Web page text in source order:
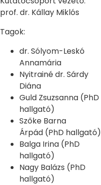
prof. dr. Kállay Miklós
Tagok:
dr. Sólyom-Leskó
Annamária
Nyitrainé dr. Sárdy
Diána
Guld Zsuzsanna (PhD
hallgató)
Szőke Barna
Árpád (PhD hallgató)
Balga Irina (PhD
hallgató)
Nagy Balázs (PhD
hallgató)